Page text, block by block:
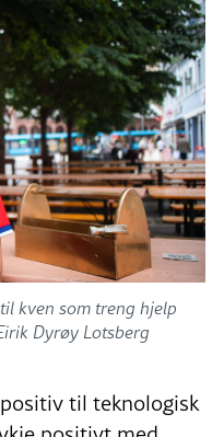
kven som treng hjelp
Dyrøy Lotsberg
til teknologisk